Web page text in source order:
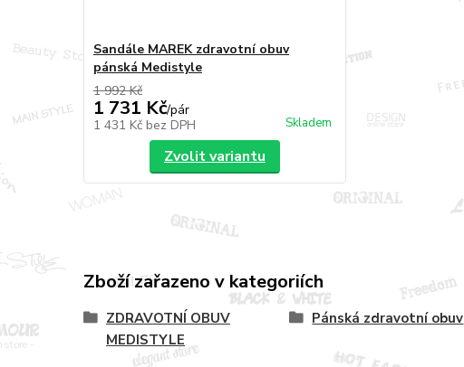
Sandále MAREK zdravotní obuv
pánská Medistyle
1 992 Kč
1 731 Kč/pár
1 431 Kč bez DPH Skladem
Zvolit variantu
Zboží zařazeno v kategoriích
ZDRAVOTNÍ OBUV
MEDISTYLE
Pánská zdravotní obuv